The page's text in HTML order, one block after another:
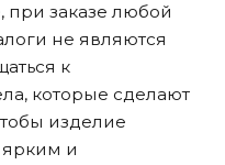
заказе любой
не являются
к
которые сделают
изделие
ярким и